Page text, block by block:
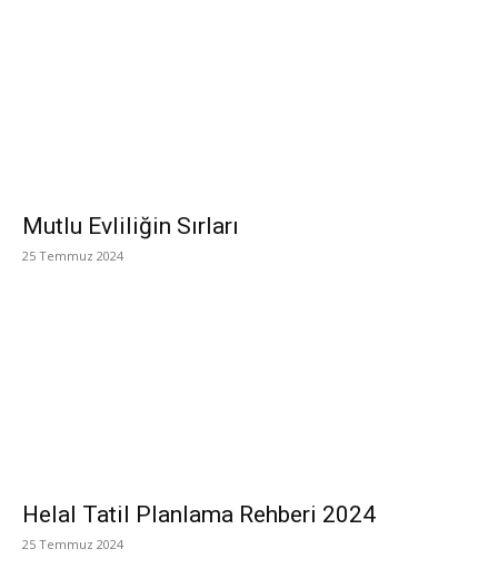
Mutlu Evliliğin Sırları
25 Temmuz 2024
Helal Tatil Planlama Rehberi 2024
25 Temmuz 2024